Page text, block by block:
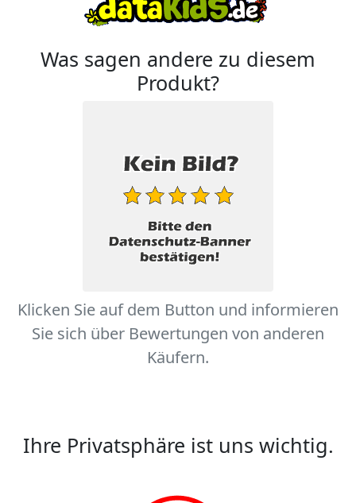
Was sagen andere zu diesem
Produkt?
Klicken Sie auf dem Button und informieren
Sie sich über Bewertungen von anderen
Käufern.
Ihre Privatsphäre ist uns wichtig.